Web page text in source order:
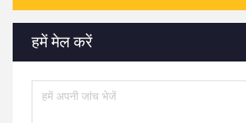
हमें मेल करें